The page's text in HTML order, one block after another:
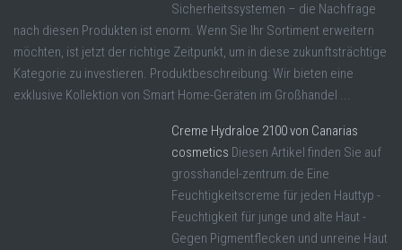
Sicherheitssystemen – die Nachfrage
nach diesen Produkten ist enorm. Wenn Sie Ihr Sortiment erweitern
möchten, ist jetzt der richtige Zeitpunkt, um in diese zukunftsträchtige
Kategorie zu investieren. Produktbeschreibung: Wir bieten eine
exklusive Kollektion von Smart Home-Geräten im Großhandel ...
Creme Hydraloe 2100 von Canarias
cosmetics Diesen Artikel finden Sie auf
grosshandel-zentrum.de Eine
Feuchtigkeitscreme für jeden Hauttyp -
Feuchtigkeit für junge und alte Haut -
Gegen Pigmentflecken und unreine Haut